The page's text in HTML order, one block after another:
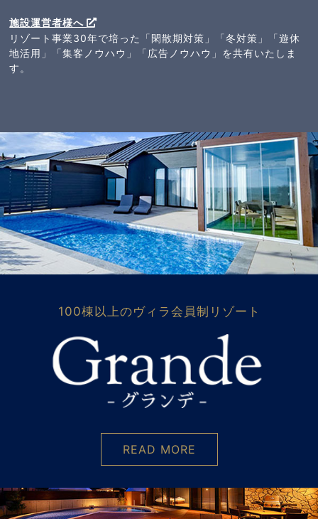
施設運営者様へ
リゾート事業30年で培った「閑散期対策」「冬対策」「遊休
地活用」「集客ノウハウ」「広告ノウハウ」を共有いたしま
す。
100棟以上のヴィラ会員制リゾート
READ MORE